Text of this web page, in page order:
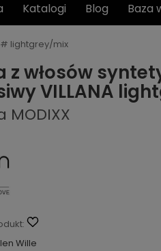
Katalogi Blog Baza
# lightgrey/mix
z włosów
VILLANA
MODIXX
Wille